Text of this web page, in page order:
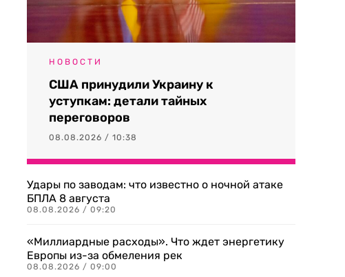
НОВОСТИ
США принудили Украину к
уступкам: детали тайных
переговоров
08.08.2026 / 10:38
Удары по заводам: что известно о ночной атаке
БПЛА 8 августа
08.08.2026 / 09:20
«Миллиардные расходы». Что ждет энергетику
Европы из-за обмеления рек
08.08.2026 / 09:00